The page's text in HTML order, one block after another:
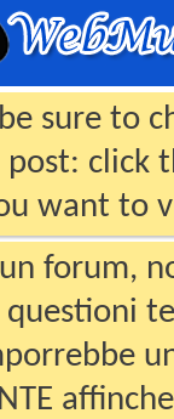
sure to
click
want to
forum,